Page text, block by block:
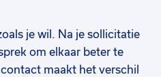
favorieten
Helpende
je wil. Na je sollicitatie
om elkaar beter te
maakt het verschil